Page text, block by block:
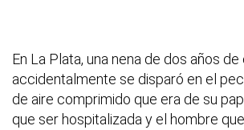
En La Plata, una nena de dos años de
accidentalmente se disparó en el
de aire comprimido que era de su
que ser hospitalizada y el hombre